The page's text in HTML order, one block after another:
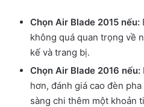
Chọn Air Blade 2015 nếu:
không quá quan trọng về
kế và trang bị.
Chọn Air Blade 2016 nếu:
hơn, đánh giá cao đèn
sàng chi thêm một khoản